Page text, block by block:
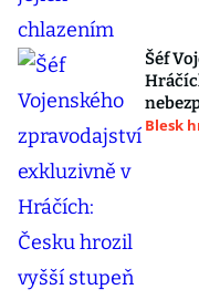
Šéf
Blesk